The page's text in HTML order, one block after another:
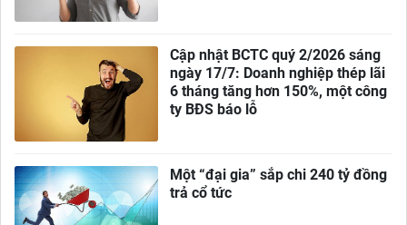
Cập nhật BCTC quý 2/2026 sáng
ngày 17/7: Doanh nghiệp thép lãi
6 tháng tăng hơn 150%, một công
ty BĐS báo lỗ
Một “đại gia” sắp chi 240 tỷ đồng
trả cổ tức